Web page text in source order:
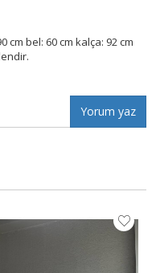
cm bel: 60 cm kalça: 92 cm
Yorum yaz